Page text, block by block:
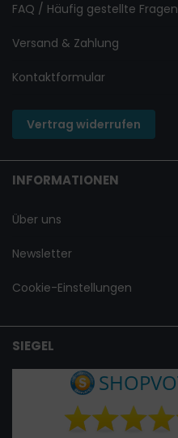
FAQ / Häufig gestellte Fragen
Versand & Zahlung
Kontaktformular
Vertrag widerrufen
INFORMATIONEN
Über uns
Newsletter
Cookie-Einstellungen
SIEGEL